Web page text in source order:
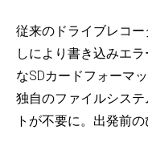
従来のドライブレコ
しにより書き込みエ
なSDカードフォーマ
独自のファイルシス
トが不要に。出発前